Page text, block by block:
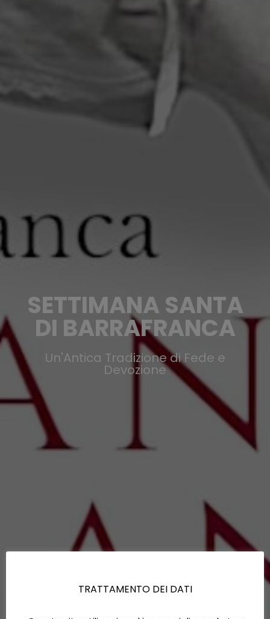
SETTIMANA SANTA
DI BARRAFRANCA
Un'Antica Tradizione di Fede e
Devozione
TRATTAMENTO DEI DATI